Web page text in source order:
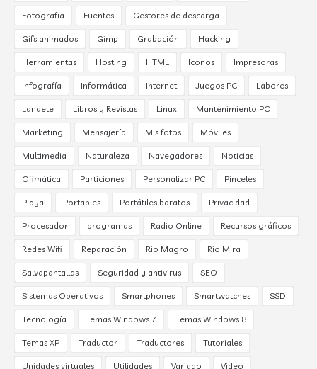
Fotografía Fuentes Gestores de descarga
Gifs animados Gimp Grabación Hacking
Herramientas Hosting HTML Iconos Impresoras
Infografía Informática Internet Juegos PC Labores
Landete Libros y Revistas Linux Mantenimiento PC
Marketing Mensajería Mis fotos Móviles
Multimedia Naturaleza Navegadores Noticias
Ofimática Particiones Personalizar PC Pinceles
Playa Portables Portátiles baratos Privacidad
Procesador programas Radio Online Recursos gráficos
Redes Wifi Reparación Rio Magro Rio Mira
Salvapantallas Seguridad y antivirus SEO
Sistemas Operativos Smartphones Smartwatches SSD
Tecnología Temas Windows 7 Temas Windows 8
Temas XP Traductor Traductores Tutoriales
Unidades virtuales Utilidades Variado Video